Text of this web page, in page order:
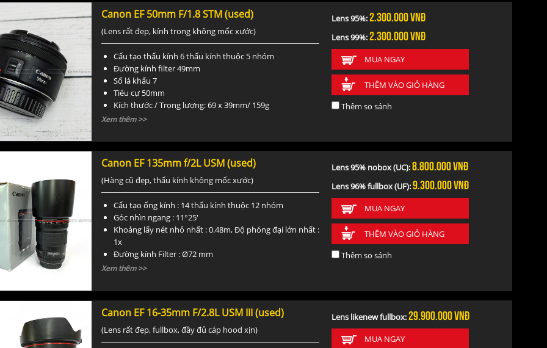
Canon EF 50mm F/1.8 STM (used)
(Lens rất đẹp, kính trong không mốc xước)
Cấu tạo thấu kính 6 thấu kính thuộc 5 nhóm
Đường kính filter 49mm
Số lá khẩu 7
Tiêu cự 50mm
Kích thước / Trọng lượng: 69 x 39mm/ 159g
Xem thêm >>
Lens 95%:2.300.000vnđ
Lens 99%:2.300.000vnđ
MUA NGAY
THÊM VÀO GIỎ HÀNG
Thêm so sánh
Canon EF 135mm f/2L USM (used)
(Hàng cũ đẹp, thấu kính không mốc xước)
Cấu tạo ống kính : 14 thấu kính thuộc 12 nhóm
Góc nhìn ngang : 11°25'
Khoảng lấy nét nhỏ nhất : 0.48m, Độ phóng đại lớn nhất :
1x
Đường kính Filter : Ø72 mm
Kích thước / Trọng lượng : Ø82.5 × 186.6mm / 1,090g
Xem thêm >>
Lens 95% nobox (UC):8.800.000vnđ
Lens 96% fullbox (UF):9.300.000vnđ
MUA NGAY
THÊM VÀO GIỎ HÀNG
Thêm so sánh
Canon EF 16-35mm F/2.8L USM III (used)
(Lens rất đẹp, fullbox, đầy đủ cáp hood xịn)
Lens likenew fullbox:29.900.000vnđ
MUA NGAY